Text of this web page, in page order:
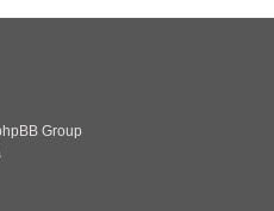
Group